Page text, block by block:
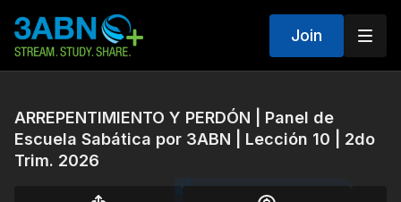
Join
ARREPENTIMIENTO Y PERDÓN | Panel de
Escuela Sabática por 3ABN | Lección 10 | 2do
Trim. 2026